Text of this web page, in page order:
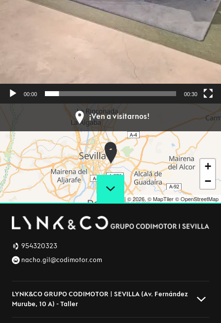
00:00 00:30
¡Ven a visitarnos!
+
−
|© 2026, © MapTiler© OpenStreetMap
954320323
nacho.gil@codimotor.com
LYNK&CO GRUPO CODIMOTOR | SEVILLA (Av. Fernández
Murube, 10 A) - Taller